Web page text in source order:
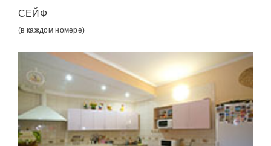
СЕЙФ
(в каждом номере)